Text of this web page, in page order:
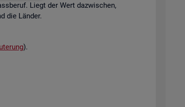
Liegt der Wert da­zwi­schen,
die Län­der.
).